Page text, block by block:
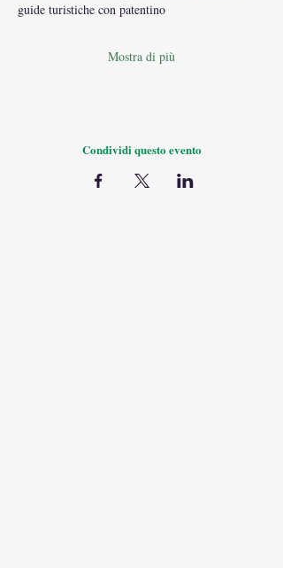
guide turistiche con patentino
Mostra di più
Condividi questo evento